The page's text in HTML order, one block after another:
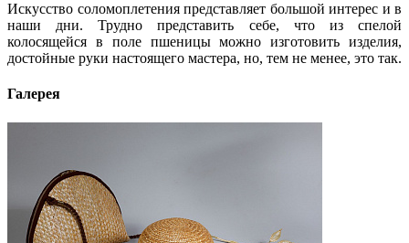
Искусство соломоплетения представляет большой интерес и в
наши дни. Трудно представить себе, что из спелой
колосящейся в поле пшеницы можно изготовить изделия,
достойные руки настоящего мастера, но, тем не менее, это так.
Галерея